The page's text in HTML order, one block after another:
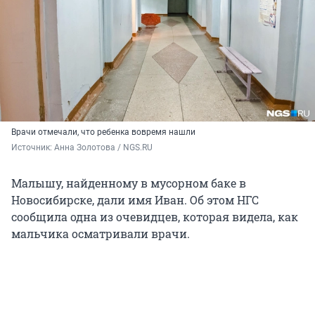
Врачи отмечали, что ребенка вовремя нашли
Источник: Анна Золотова / NGS.RU
Малышу, найденному в мусорном баке в
Новосибирске, дали имя Иван. Об этом НГС
сообщила одна из очевидцев, которая видела, как
мальчика осматривали врачи.